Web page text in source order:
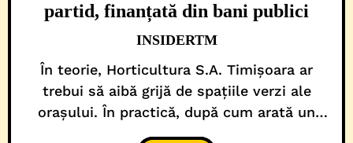
partid, finanțată din bani publici
INSIDERTM
În teorie, Horticultura S.A. Timișoara ar
trebui să aibă grijă de spațiile verzi ale
orașului. În practică, după cum arată un
raport al Camerei de Conturi Timiș, publicat